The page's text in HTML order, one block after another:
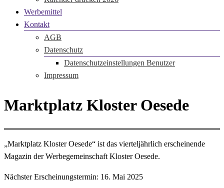
Werbemittel
Kontakt
AGB
Datenschutz
Datenschutzeinstellungen Benutzer
Impressum
Marktplatz Kloster Oesede
„Marktplatz Kloster Oesede“ ist das vierteljährlich erscheinende
Magazin der Werbegemeinschaft Kloster Oesede.
Nächster Erscheinungstermin: 16. Mai 2025